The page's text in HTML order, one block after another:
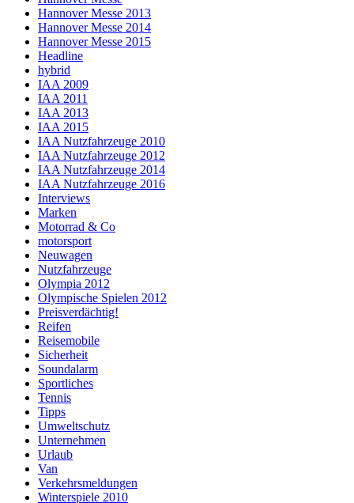
Hannover Messe 2013
Hannover Messe 2014
Hannover Messe 2015
Headline
hybrid
IAA 2009
IAA 2011
IAA 2013
IAA 2015
IAA Nutzfahrzeuge 2010
IAA Nutzfahrzeuge 2012
IAA Nutzfahrzeuge 2014
IAA Nutzfahrzeuge 2016
Interviews
Marken
Motorrad & Co
motorsport
Neuwagen
Nutzfahrzeuge
Olympia 2012
Olympische Spielen 2012
Preisverdächtig!
Reifen
Reisemobile
Sicherheit
Soundalarm
Sportliches
Tennis
Tipps
Umweltschutz
Unternehmen
Urlaub
Van
Verkehrsmeldungen
Winterspiele 2010